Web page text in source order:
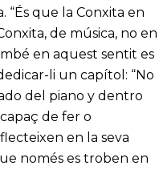
“És que la Conxita en
de música, no en
en aquest sentit es
li un capítol: “No
del piano y dentro
de fer o
en la seva
només es troben en